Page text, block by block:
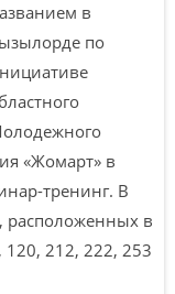
в
по
«Жомарт» в
тренинг. В
расположенных в
212, 222, 253